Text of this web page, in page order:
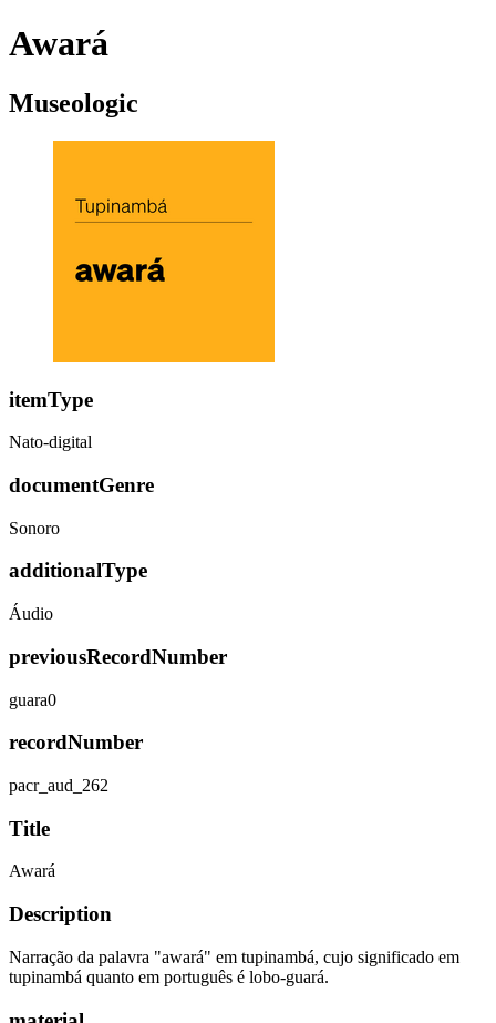
Awará
Museologic
itemType
Nato-digital
documentGenre
Sonoro
additionalType
Áudio
previousRecordNumber
guara0
recordNumber
pacr_aud_262
Title
Awará
Description
Narração da palavra "awará" em tupinambá, cujo significado em
tupinambá quanto em português é lobo-guará.